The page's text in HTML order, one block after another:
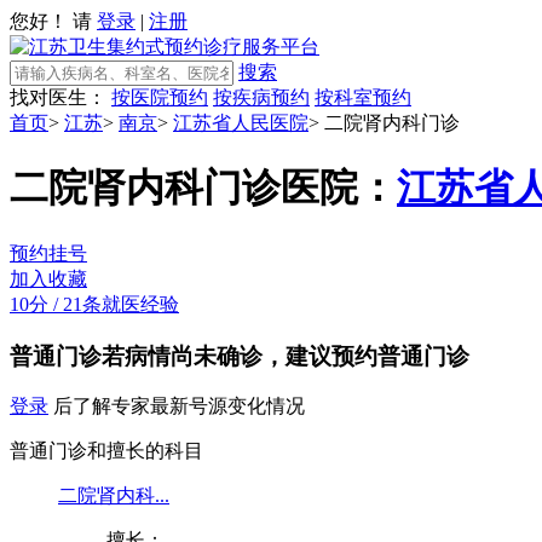
您好！ 请 登录 | 注册
搜索
找对医生：
按医院预约 按疾病预约 按科室预约
首页> 江苏> 南京> 江苏省人民医院> 二院肾内科门诊
二院肾内科门诊医院： 江苏省
预约挂号
加入收藏
10分 / 21条就医经验
普通门诊若病情尚未确诊，建议预约普通门诊
登录 后了解专家最新号源变化情况
普通门诊和擅长的科目
二院肾内科...